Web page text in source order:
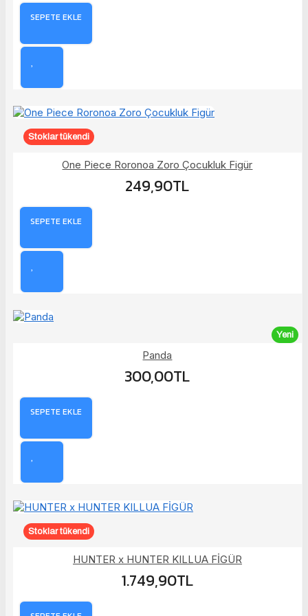
SEPETE EKLE
Stoklar tükendi
One Piece Roronoa Zoro Çocukluk Figür
249,90TL
SEPETE EKLE
Yeni
Panda
300,00TL
SEPETE EKLE
Stoklar tükendi
HUNTER x HUNTER KILLUA FİGÜR
1.749,90TL